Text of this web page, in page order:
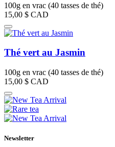
100g en vrac (40 tasses de thé)
15,00 $ CAD
Thé vert au Jasmin
100g en vrac (40 tasses de thé)
15,00 $ CAD
Newsletter